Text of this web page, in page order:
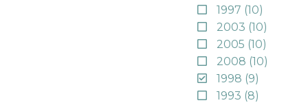
1997 (10)
2003 (10)
2005 (10)
2008 (10)
1998 (9)
1993 (8)